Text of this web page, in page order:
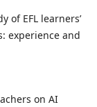
of EFL learners’
experience and
on AI